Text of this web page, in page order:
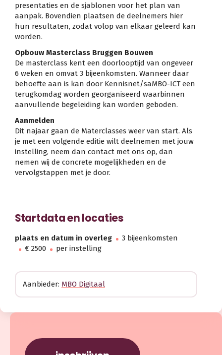
presentaties en de sjablonen voor het plan van
aanpak. Bovendien plaatsen de deelnemers hier
hun resultaten, zodat volop van elkaar geleerd kan
worden.
Opbouw Masterclass Bruggen Bouwen
De masterclass kent een doorlooptijd van ongeveer
6 weken en omvat 3 bijeenkomsten. Wanneer daar
behoefte aan is kan door Kennisnet/saMBO-ICT een
terugkomdag worden georganiseerd waarbinnen
aanvullende begeleiding kan worden geboden.
Aanmelden
Dit najaar gaan de Materclasses weer van start. Als
je met een volgende editie wilt deelnemen met jouw
instelling, neem dan contact met ons op, dan
nemen wij de concrete mogelijkheden en de
vervolgstappen met je door.
Startdata en locaties
plaats en datum in overleg
3 bijeenkomsten
€ 2500
per instelling
Aanbieder: MBO Digitaal